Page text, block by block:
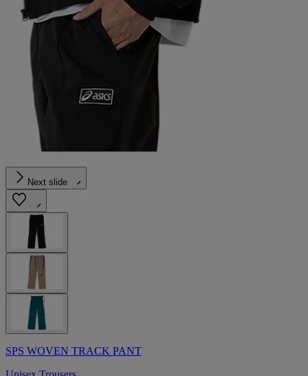
Next slide
SPS WOVEN TRACK PANT